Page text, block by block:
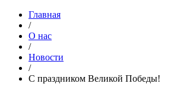
Главная
/
О нас
/
Новости
/
С праздником Великой Победы!